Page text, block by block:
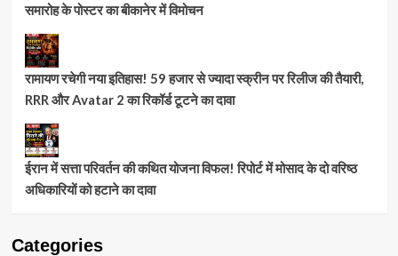
समारोह के पोस्टर का बीकानेर में विमोचन
रामायण रचेगी नया इतिहास! 59 हजार से ज्यादा स्क्रीन पर रिलीज की तैयारी,
RRR और Avatar 2 का रिकॉर्ड टूटने का दावा
ईरान में सत्ता परिवर्तन की कथित योजना विफल! रिपोर्ट में मोसाद के दो वरिष्ठ
अधिकारियों को हटाने का दावा
Categories